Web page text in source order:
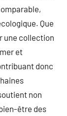
Que
une collection
et
donc
non
être des